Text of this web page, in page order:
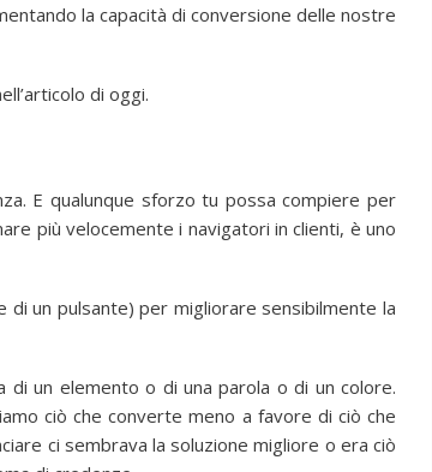
la capacità di conversione delle nostre
di oggi.
E qualunque sforzo tu possa compiere per
più velocemente i navigatori in clienti, è uno
di un pulsante) per migliorare sensibilmente la
di un elemento o di una parola o di un colore.
ciò che converte meno a favore di ciò che
ci sembrava la soluzione migliore o era ciò